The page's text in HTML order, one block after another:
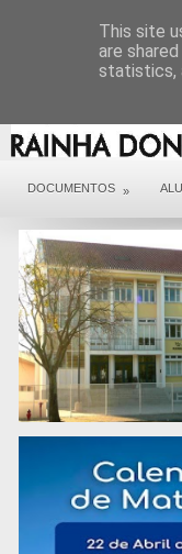
DOCUMENTOS »
This site
are
statistics,